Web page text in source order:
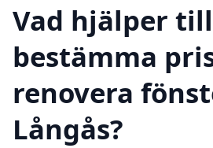
Vad hjälper
bestämma
renovera
Långås?